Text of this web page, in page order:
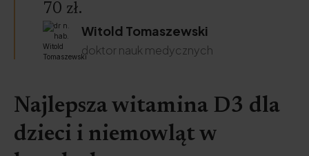
70 zł.
Witold Tomaszewski
doktor nauk medycznych
Najlepsza witamina D3 dla
dzieci i niemowląt w